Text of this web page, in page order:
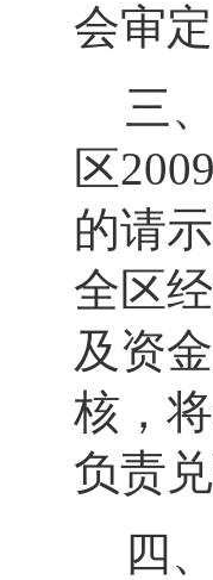
会审定
三
区2009
的请
全区
及资
核，
负责
四